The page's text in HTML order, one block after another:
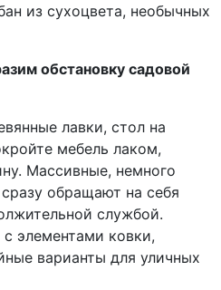
из сухоцвета, необычных
обстановку садовой
лавки, стол на
мебель лаком,
Массивные, немного
обращают на себя
службой.
элементами ковки,
варианты для уличных